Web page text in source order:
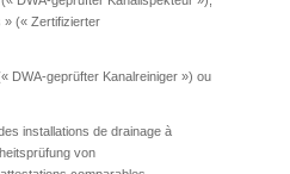
» (« Zertifizierter
DWA-geprüfter Kanalreiniger ») ou
installations de drainage à
von